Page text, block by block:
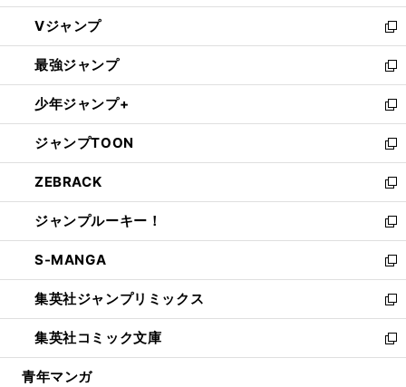
ウ
ィ
ン
ド
ウ
で
開
く
し
い
ウ
ィ
ン
ド
ウ
で
開
く
Vジャンプ
新
し
い
ウ
ィ
ン
ド
ウ
で
開
く
最強ジャンプ
新
し
い
ウ
ィ
ン
ド
ウ
で
開
く
少年ジャンプ+
新
し
い
ウ
ィ
ン
ド
ウ
で
開
く
ジャンプTOON
新
し
い
ウ
ィ
ン
ド
ウ
で
開
く
ZEBRACK
新
し
い
ウ
ィ
ン
ド
ウ
で
開
ジャンプルーキー！
新
し
い
ウ
ィ
ン
ド
ウ
S-MANGA
新
し
い
ウ
ィ
ン
集英社ジャンプリミックス
新
し
い
ウ
集英社コミック文庫
新
し
青年マンガ